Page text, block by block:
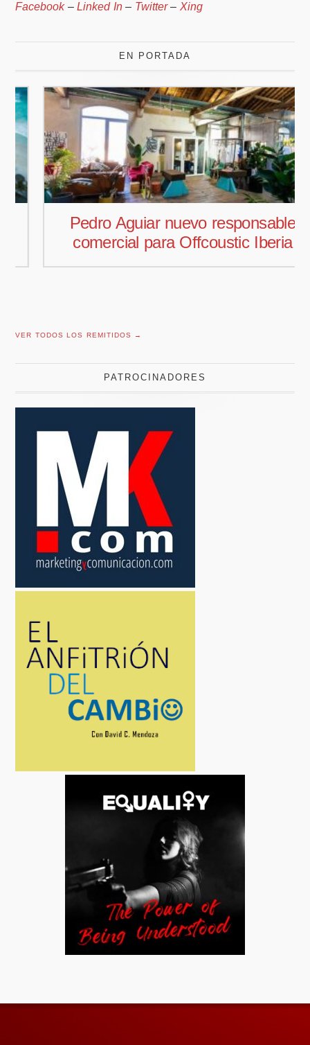
Facebook–Linked In– Twitter– Xing
EN PORTADA
Pedro Aguiar nuevo responsable
comercial para Offcoustic Iberia
VER TODOS LOS REMITIDOS →
PATROCINADORES